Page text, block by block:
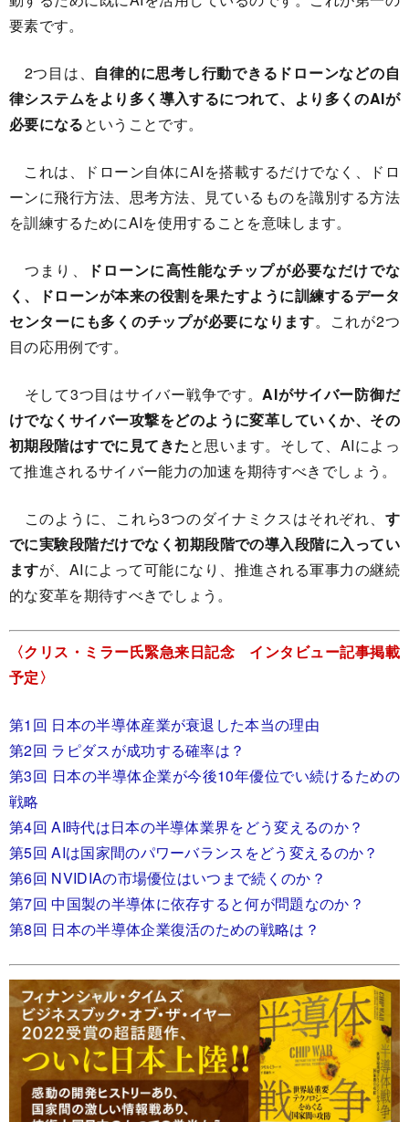
要素です。
2つ目は、 自律的に思考し行動できるドローンなどの自
律システムをより多く導入するにつれて、より多くのAIが
必要になるということです。
これは、ドローン自体にAIを搭載するだけでなく、ドロ
ーンに飛行方法、思考方法、見ているものを識別する方法
を訓練するためにAIを使用することを意味します。
つまり、
ドローンに高性能なチップが必要なだけでな
く、ドローンが本来の役割を果たすように訓練するデータ
センターにも多くのチップが必要になります。これが2つ
目の応用例です。
そして3つ目はサイバー戦争です。AIがサイバー防御だ
けでなくサイバー攻撃をどのように変革していくか、その
初期段階はすでに見てきたと思います。そして、AIによっ
て推進されるサイバー能力の加速を期待すべきでしょう。
このように、これら3つのダイナミクスはそれぞれ、 す
でに実験段階だけでなく初期段階での導入段階に入ってい
ますが、AIによって可能になり、推進される軍事力の継続
的な変革を期待すべきでしょう。
〈クリス・ミラー氏緊急来日記念 インタビュー記事掲載
予定〉
第1回 日本の半導体産業が衰退した本当の理由
第2回 ラピダスが成功する確率は？
第3回 日本の半導体企業が今後10年優位でい続けるための
戦略
第4回 AI時代は日本の半導体業界をどう変えるのか？
第5回 AIは国家間のパワーバランスをどう変えるのか？
第6回 NVIDIAの市場優位はいつまで続くのか？
第7回 中国製の半導体に依存すると何が問題なのか？
第8回 日本の半導体企業復活のための戦略は？